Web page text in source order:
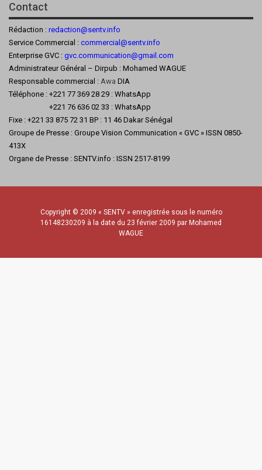
Contact
Rédaction : redaction@sentv.info
Service Commercial : commercial@sentv.info
Enterprise GVC : gvc.communication@gmail.com
Administrateur Général – Dirpub : Mohamed WAGUE
Responsable commercial : Awa DIA
Téléphone : +221 77 369 28 29 : WhatsApp
+221 76 636 02 33 : WhatsApp
Fixe : +221 33 875 72 31 BP : 11 46 Dakar Sénégal
Groupe de Presse : Groupe Vision Communication « GVC » ISSN 0850-
413X
Organe de Presse : SENTV.info : ISSN 2517-8199
Copyright © 2009 « SENTV » enregistrée sous le numéro
16148230209 à la date du 23 février 2009 par Mohamed
WAGUE